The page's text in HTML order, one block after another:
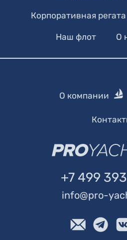
Корпоративная регата
Наш флот О
О компании
+7 499
info@pro-